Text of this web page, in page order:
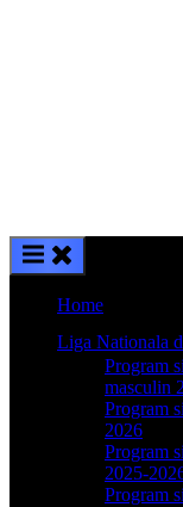
Home
Liga Nationala
Program
masculin
Program
2026
Program
2025-
Program